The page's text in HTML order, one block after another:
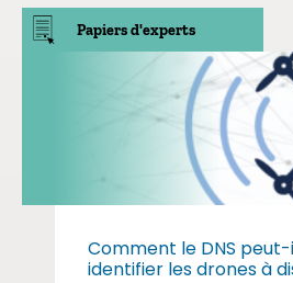
Papiers d'experts
Comment le DNS
identifier les drones à